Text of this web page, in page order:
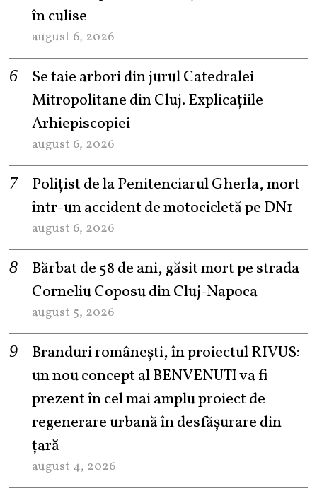
în culise
august 6, 2026
Se taie arbori din jurul Catedralei
Mitropolitane din Cluj. Explicațiile
Arhiepiscopiei
august 6, 2026
Polițist de la Penitenciarul Gherla, mort
într-un accident de motocicletă pe DN1
august 6, 2026
Bărbat de 58 de ani, găsit mort pe strada
Corneliu Coposu din Cluj-Napoca
august 5, 2026
Branduri românești, în proiectul RIVUS:
un nou concept al BENVENUTI va fi
prezent în cel mai amplu proiect de
regenerare urbană în desfășurare din
țară
august 4, 2026